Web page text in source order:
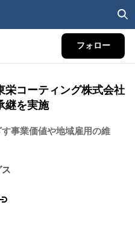
フォロー
栄コーティング株式会社
継を実施
事業価値や地域雇用の維